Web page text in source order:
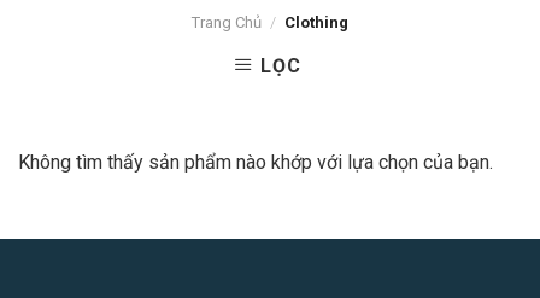
Trang Chủ / Clothing
LỌC
Không tìm thấy sản phẩm nào khớp với lựa chọn của bạn.